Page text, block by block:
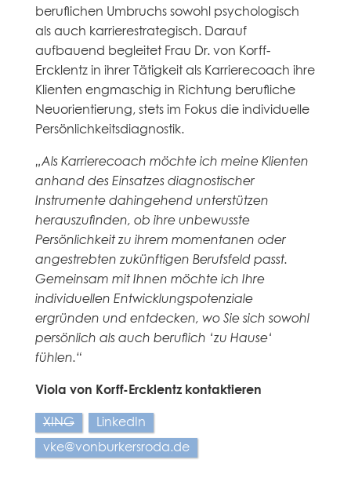
beruflichen Umbruchs sowohl psychologisch
als auch karrierestrategisch. Darauf
aufbauend begleitet Frau Dr. von Korff-
Ercklentz in ihrer Tätigkeit als Karrierecoach ihre
Klienten engmaschig in Richtung berufliche
Neuorientierung, stets im Fokus die individuelle
Persönlichkeitsdiagnostik.
„Als Karrierecoach möchte ich meine Klienten
anhand des Einsatzes diagnostischer
Instrumente dahingehend unterstützen
herauszufinden, ob ihre unbewusste
Persönlichkeit zu ihrem momentanen oder
angestrebten zukünftigen Berufsfeld passt.
Gemeinsam mit Ihnen möchte ich Ihre
individuellen Entwicklungspotenziale
ergründen und entdecken, wo Sie sich sowohl
persönlich als auch beruflich ‘zu Hause‘
fühlen.“
Viola von Korff-Ercklentz kontaktieren
XING
LinkedIn
vke@vonburkersroda.de